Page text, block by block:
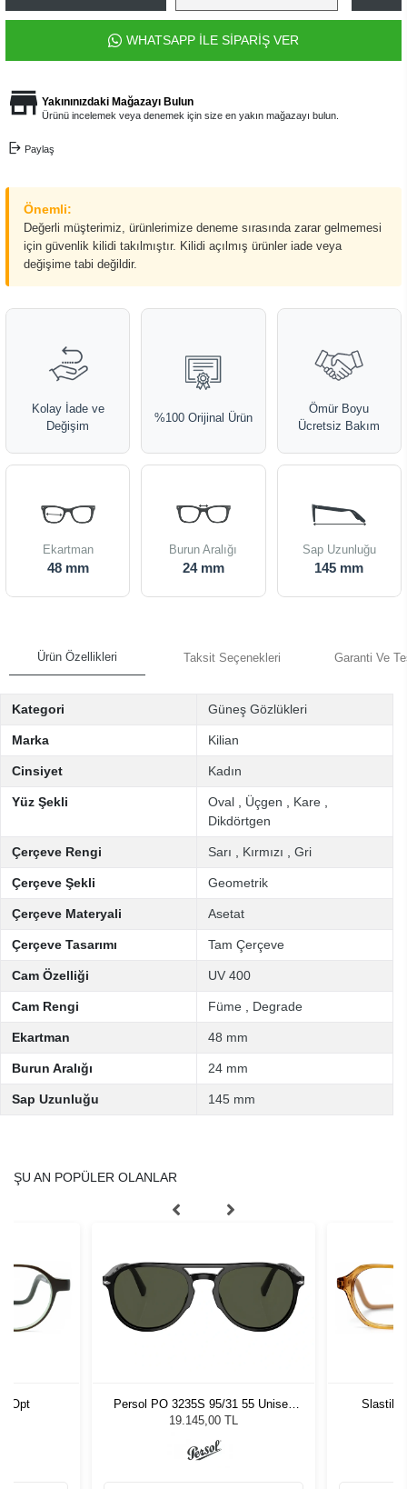
WHATSAPP İLE SİPARİŞ VER
Yakınınızdaki Mağazayı Bulun
Ürünü incelemek veya denemek için size en yakın mağazayı bulun.
Paylaş
Önemli:
Değerli müşterimiz, ürünlerimize deneme sırasında zarar gelmemesi
için güvenlik kilidi takılmıştır. Kilidi açılmış ürünler iade veya
değişime tabi değildir.
Kolay İade ve
Değişim
%100 Orijinal Ürün
Ömür Boyu
Ücretsiz Bakım
Ekartman
48 mm
Burun Aralığı
24 mm
Sap Uzunluğu
145 mm
Ürün Özellikleri Taksit Seçenekleri Garanti Ve
Kategori Güneş Gözlükleri
Marka Kilian
Cinsiyet Kadın
Yüz Şekli Oval Üçgen Kare
Dikdörtgen
Çerçeve Rengi Sarı Kırmızı Gri
Çerçeve Şekli Geometrik
Çerçeve Materyali Asetat
Çerçeve Tasarımı Tam Çerçeve
Cam Özelliği UV 400
Cam Rengi Füme Degrade
Ekartman 48 mm
Burun Aralığı 24 mm
Sap Uzunluğu 145 mm
ŞU AN POPÜLER OLANLAR
Opt
Persol PO 3235S 95/31 55 Unisex
Güneş Gözlüğü
19.145,00 TL
Slastik